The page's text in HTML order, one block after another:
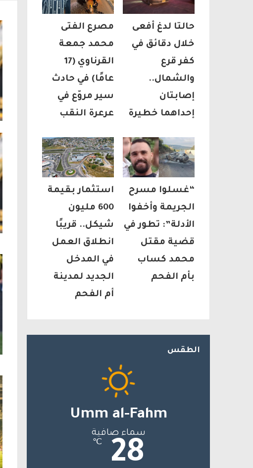
حالتا لدغ أفعى
خلال دقائق في
كفر قرع
والشمال..
إصابتان
إحداهما خطيرة
مصرع الفتى
محمد جمعة
القرناوي (17
عامًا) في حادث
سير مروّع في
عرعرة النقب
“غسلوا مسرح
الجريمة وأخفوا
الأدلة”: تطور في
قضية مقتل
محمد كساب
بأم الفحم
استثمار بقيمة
600 مليون
شيكل.. قريبًا
انطلاق العمل
في المدخل
الجديد لمدينة
أم الفحم
الطقس
Umm al-Fahm
سماء صافية
28
℃